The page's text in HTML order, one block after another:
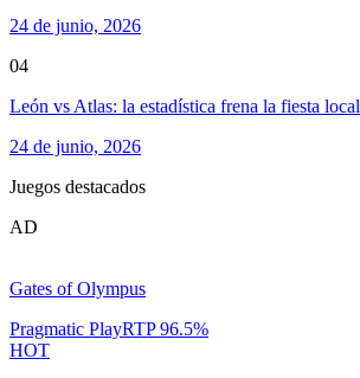
24 de junio, 2026
04
León vs Atlas: la estadística frena la fiesta local
24 de junio, 2026
Juegos destacados
AD
Gates of Olympus
Pragmatic PlayRTP96.5%
HOT